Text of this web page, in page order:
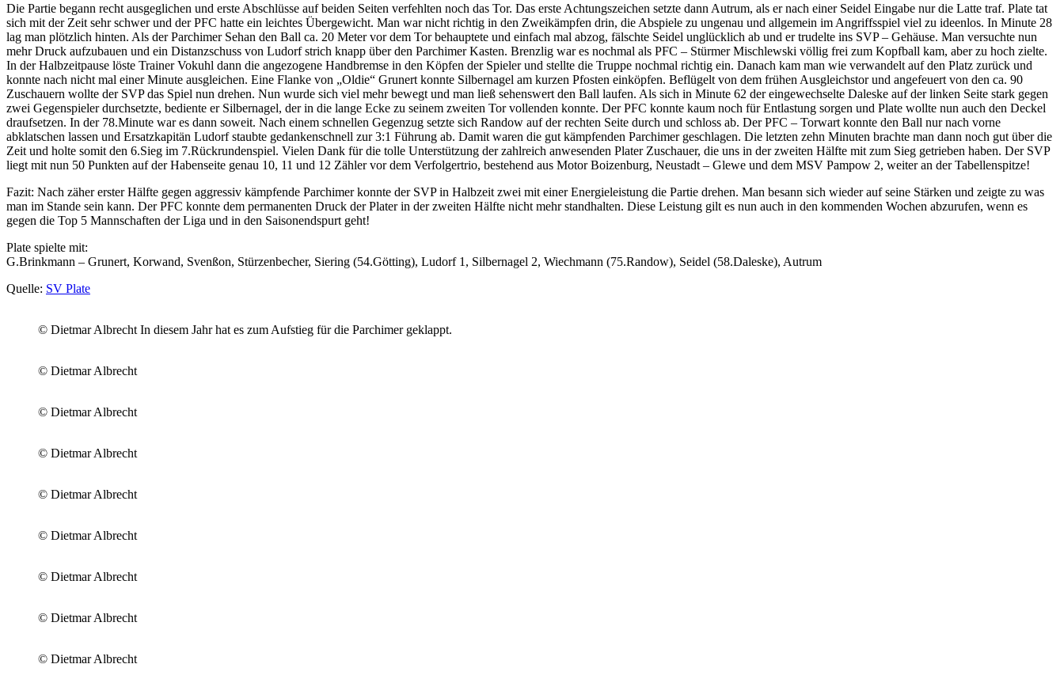
Die Partie begann recht ausgeglichen und erste Abschlüsse auf beiden Seiten verfehlten noch das Tor. Das erste Achtungszeichen setzte dann Autrum, als er nach einer Seidel Eingabe nur die Latte traf. Plate tat
sich mit der Zeit sehr schwer und der PFC hatte ein leichtes Übergewicht. Man war nicht richtig in den Zweikämpfen drin, die Abspiele zu ungenau und allgemein im Angriffsspiel viel zu ideenlos. In Minute 28
lag man plötzlich hinten. Als der Parchimer Sehan den Ball ca. 20 Meter vor dem Tor behauptete und einfach mal abzog, fälschte Seidel unglücklich ab und er trudelte ins SVP – Gehäuse. Man versuchte nun
mehr Druck aufzubauen und ein Distanzschuss von Ludorf strich knapp über den Parchimer Kasten. Brenzlig war es nochmal als PFC – Stürmer Mischlewski völlig frei zum Kopfball kam, aber zu hoch zielte.
In der Halbzeitpause löste Trainer Vokuhl dann die angezogene Handbremse in den Köpfen der Spieler und stellte die Truppe nochmal richtig ein. Danach kam man wie verwandelt auf den Platz zurück und
konnte nach nicht mal einer Minute ausgleichen. Eine Flanke von „Oldie“ Grunert konnte Silbernagel am kurzen Pfosten einköpfen. Beflügelt von dem frühen Ausgleichstor und angefeuert von den ca. 90
Zuschauern wollte der SVP das Spiel nun drehen. Nun wurde sich viel mehr bewegt und man ließ sehenswert den Ball laufen. Als sich in Minute 62 der eingewechselte Daleske auf der linken Seite stark gegen
zwei Gegenspieler durchsetzte, bediente er Silbernagel, der in die lange Ecke zu seinem zweiten Tor vollenden konnte. Der PFC konnte kaum noch für Entlastung sorgen und Plate wollte nun auch den Deckel
draufsetzen. In der 78.Minute war es dann soweit. Nach einem schnellen Gegenzug setzte sich Randow auf der rechten Seite durch und schloss ab. Der PFC – Torwart konnte den Ball nur nach vorne
abklatschen lassen und Ersatzkapitän Ludorf staubte gedankenschnell zur 3:1 Führung ab. Damit waren die gut kämpfenden Parchimer geschlagen. Die letzten zehn Minuten brachte man dann noch gut über die
Zeit und holte somit den 6.Sieg im 7.Rückrundenspiel. Vielen Dank für die tolle Unterstützung der zahlreich anwesenden Plater Zuschauer, die uns in der zweiten Hälfte mit zum Sieg getrieben haben. Der SVP
liegt mit nun 50 Punkten auf der Habenseite genau 10, 11 und 12 Zähler vor dem Verfolgertrio, bestehend aus Motor Boizenburg, Neustadt – Glewe und dem MSV Pampow 2, weiter an der Tabellenspitze!
Fazit: Nach zäher erster Hälfte gegen aggressiv kämpfende Parchimer konnte der SVP in Halbzeit zwei mit einer Energieleistung die Partie drehen. Man besann sich wieder auf seine Stärken und zeigte zu was
man im Stande sein kann. Der PFC konnte dem permanenten Druck der Plater in der zweiten Hälfte nicht mehr standhalten. Diese Leistung gilt es nun auch in den kommenden Wochen abzurufen, wenn es
gegen die Top 5 Mannschaften der Liga und in den Saisonendspurt geht!
Plate spielte mit:
G.Brinkmann – Grunert, Korwand, Svenßon, Stürzenbecher, Siering (54.Götting), Ludorf 1, Silbernagel 2, Wiechmann (75.Randow), Seidel (58.Daleske), Autrum
Quelle: SV Plate
© Dietmar Albrecht In diesem Jahr hat es zum Aufstieg für die Parchimer geklappt.
© Dietmar Albrecht
© Dietmar Albrecht
© Dietmar Albrecht
© Dietmar Albrecht
© Dietmar Albrecht
© Dietmar Albrecht
© Dietmar Albrecht
© Dietmar Albrecht